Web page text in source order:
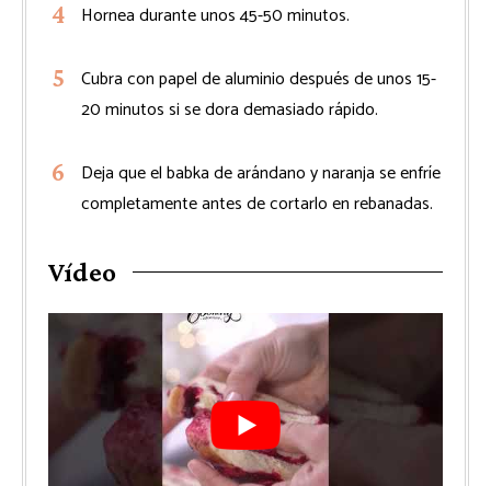
Hornea durante unos 45-50 minutos.
Cubra con papel de aluminio después de unos 15-
20 minutos si se dora demasiado rápido.
Deja que el babka de arándano y naranja se enfríe
completamente antes de cortarlo en rebanadas.
Vídeo